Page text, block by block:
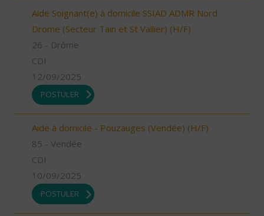
Aide Soignant(e) à domicile SSIAD ADMR Nord
Drome (Secteur Tain et St Vallier) (H/F)
26 - Drôme
CDI
12/09/2025
POSTULER
Aide à domicile - Pouzauges (Vendée) (H/F)
85 - Vendée
CDI
10/09/2025
POSTULER